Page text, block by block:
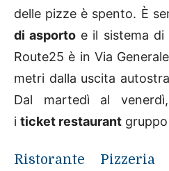
delle pizze è spento. È
di asporto e il sistema
Route25 è in Via
metri dalla uscita
Dal martedì al
i ticket restaurant
Ristorante Pizzeria